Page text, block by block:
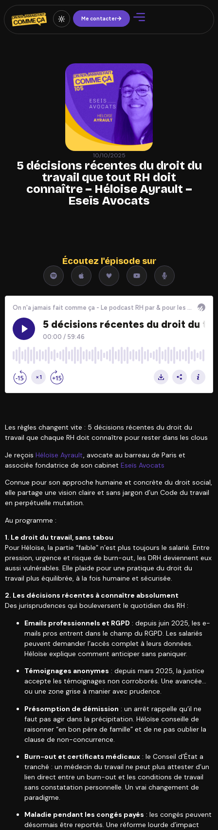
Me contacter
10/10/2025
5 décisions récentes du droit du
travail que tout RH doit
connaître – Héloise Ayrault –
Eseïs Avocats
Les règles changent vite : 5 décisions récentes du droit du
travail que chaque RH doit connaître pour rester dans les clous
Je reçois Héloïse Ayrault, avocate au barreau de Paris et
associée fondatrice de son cabinet Eseïs Avocats
Connue pour son approche humaine et concrète du droit social,
elle partage une vision claire et sans jargon d’un Code du travail
en perpétuelle mutation.
Au programme :
1. Le droit du travail, sans tabou
Pour Héloïse, la partie “faible” n’est plus toujours le salarié. Entre
pression, urgence et risque de burn-out, les DRH deviennent eux
aussi vulnérables. Elle plaide pour une pratique du droit du
travail plus équilibrée, à la fois humaine et sécurisée.
2. Les décisions récentes à connaître absolument
Des jurisprudences qui bouleversent le quotidien des RH :
Emails professionnels et RGPD : depuis juin 2025, les e-
mails pros entrent dans le champ du RGPD. Les salariés
peuvent demander l’accès complet à leurs données.
Héloïse explique comment anticiper sans paniquer.
Témoignages anonymes : depuis mars 2025, la justice
accepte les témoignages non corroborés. Une avancée…
ou une zone grise à manier avec prudence.
Présomption de démission : un arrêt rappelle qu’il ne
faut pas agir dans la précipitation. Héloïse conseille de
raisonner “en bon père de famille” et de ne pas oublier la
clause de non-concurrence.
Burn-out et certificats médicaux : le Conseil d’État a
tranché : un médecin du travail ne peut plus attester d’un
lien direct entre un burn-out et les conditions de travail
sans constatation personnelle. Un vrai changement de
paradigme.
Maladie pendant les congés payés : les congés peuvent
désormais être reportés. Une réforme lourde d’impact
Écoutez l'épisode sur